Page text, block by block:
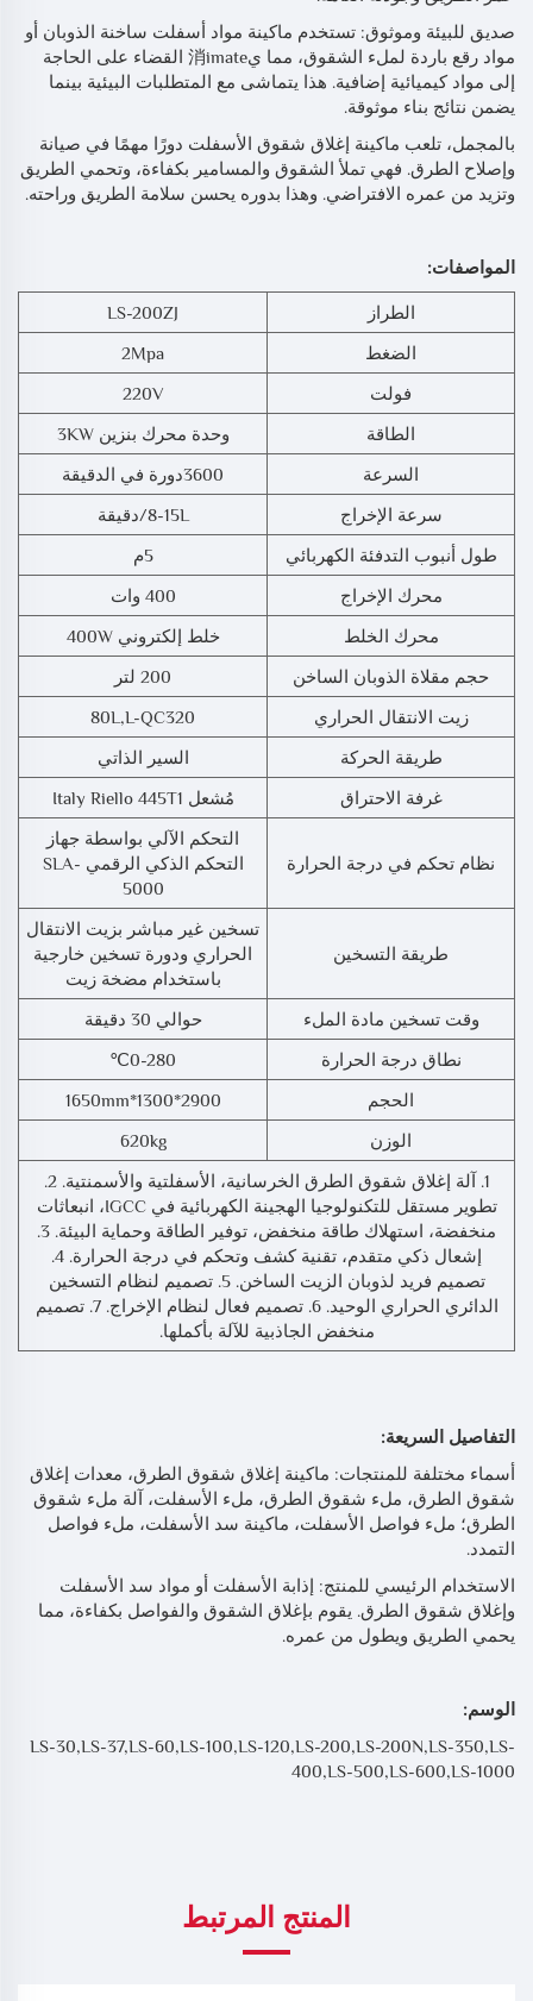
صديق للبيئة وموثوق: تستخدم ماكينة مواد أسفلت ساخنة الذوبان أو
مواد رقع باردة لملء الشقوق، مما ي消imate القضاء على الحاجة
إلى مواد كيميائية إضافية. هذا يتماشى مع المتطلبات البيئية بينما
يضمن نتائج بناء موثوقة.
بالمجمل، تلعب ماكينة إغلاق شقوق الأسفلت دورًا مهمًا في صيانة
وإصلاح الطرق. فهي تملأ الشقوق والمسامير بكفاءة، وتحمي الطريق
وتزيد من عمره الافتراضي. وهذا بدوره يحسن سلامة الطريق وراحته.
المواصفات:
الطراز
LS-200ZJ
الضغط
2Mpa
فولت
220V
الطاقة
وحدة محرك بنزين 3KW
السرعة
3600دورة في الدقيقة
سرعة الإخراج
8-15L/دقيقة
طول أنبوب التدفئة الكهربائي
5م
محرك الإخراج
400 وات
محرك الخلط
خلط إلكتروني 400W
حجم مقلاة الذوبان الساخن
200 لتر
زيت الانتقال الحراري
80L,L-QC320
طريقة الحركة
السير الذاتي
غرفة الاحتراق
مُشعل Italy Riello 445T1
نظام تحكم في درجة الحرارة
التحكم الآلي بواسطة جهاز
التحكم الذكي الرقمي SLA-
5000
طريقة التسخين
تسخين غير مباشر بزيت الانتقال
الحراري ودورة تسخين خارجية
باستخدام مضخة زيت
وقت تسخين مادة الملء
حوالي 30 دقيقة
نطاق درجة الحرارة
0-280℃
الحجم
2900*1300*1650mm
الوزن
620kg
1. آلة إغلاق شقوق الطرق الخرسانية، الأسفلتية والأسمنتية. 2.
تطوير مستقل للتكنولوجيا الهجينة الكهربائية في IGCC، انبعاثات
منخفضة، استهلاك طاقة منخفض، توفير الطاقة وحماية البيئة. 3.
إشعال ذكي متقدم، تقنية كشف وتحكم في درجة الحرارة. 4.
تصميم فريد لذوبان الزيت الساخن. 5. تصميم لنظام التسخين
الدائري الحراري الوحيد. 6. تصميم فعال لنظام الإخراج. 7. تصميم
منخفض الجاذبية للآلة بأكملها.
التفاصيل السريعة:
أسماء مختلفة للمنتجات: ماكينة إغلاق شقوق الطرق، معدات إغلاق
شقوق الطرق، ملء شقوق الطرق، ملء الأسفلت، آلة ملء شقوق
الطرق؛ ملء فواصل الأسفلت، ماكينة سد الأسفلت، ملء فواصل
التمدد.
الاستخدام الرئيسي للمنتج: إذابة الأسفلت أو مواد سد الأسفلت
وإغلاق شقوق الطرق. يقوم بإغلاق الشقوق والفواصل بكفاءة، مما
يحمي الطريق ويطول من عمره.
الوسم:
LS-30,LS-37,LS-60,LS-100,LS-120,LS-200,LS-200N,LS-350,LS-
400,LS-500,LS-600,LS-1000
المنتج المرتبط